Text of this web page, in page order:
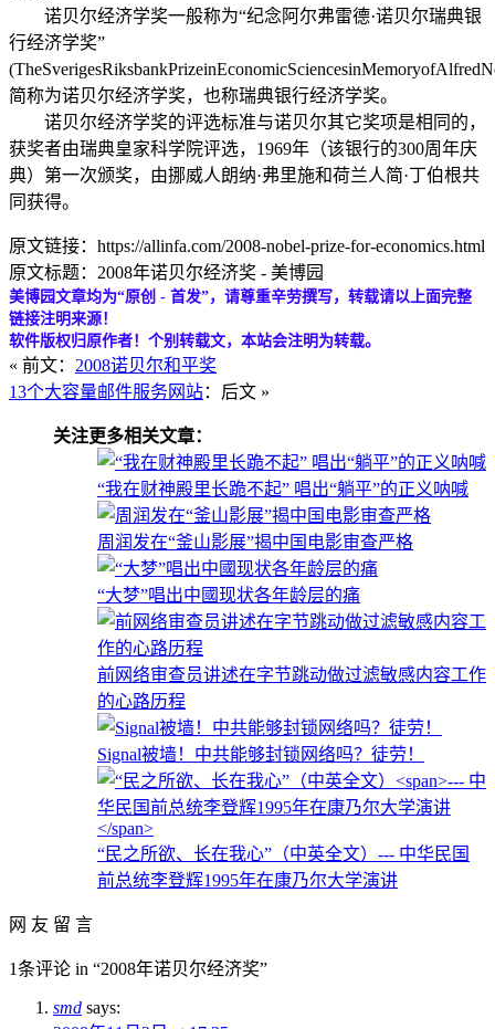
诺贝尔经济学奖一般称为“纪念阿尔弗雷德·诺贝尔瑞典银
行经济学奖”
简称为诺贝尔经济学奖，也称瑞典银行经济学奖。
诺贝尔经济学奖的评选标准与诺贝尔其它奖项是相同的，
获奖者由瑞典皇家科学院评选，1969年（该银行的300周年庆
典）第一次颁奖，由挪威人朗纳·弗里施和荷兰人简·丁伯根共
同获得。
原文链接：https://allinfa.com/2008-nobel-prize-for-economics.html
原文标题：2008年诺贝尔经济奖 - 美博园
美博园文章均为“原创 - 首发”，请尊重辛劳撰写，转载请以上面完整
链接注明来源！
软件版权归原作者！个别转载文，本站会注明为转载。
« 前文： 2008诺贝尔和平奖
13个大容量邮件服务网站：后文 »
关注更多相关文章：
“我在财神殿里长跪不起” 唱出“躺平”的正义呐喊
周润发在“釜山影展”揭中国电影审查严格
“大梦”唱出中國现状各年龄层的痛
前网络审查员讲述在字节跳动做过滤敏感内容工作
的心路历程
Signal被墙！中共能够封锁网络吗？徒劳！
“民之所欲、长在我心”（中英全文） --- 中华民国
前总统李登辉1995年在康乃尔大学演讲
网 友 留 言
1条评论 in “2008年诺贝尔经济奖”
smd says: